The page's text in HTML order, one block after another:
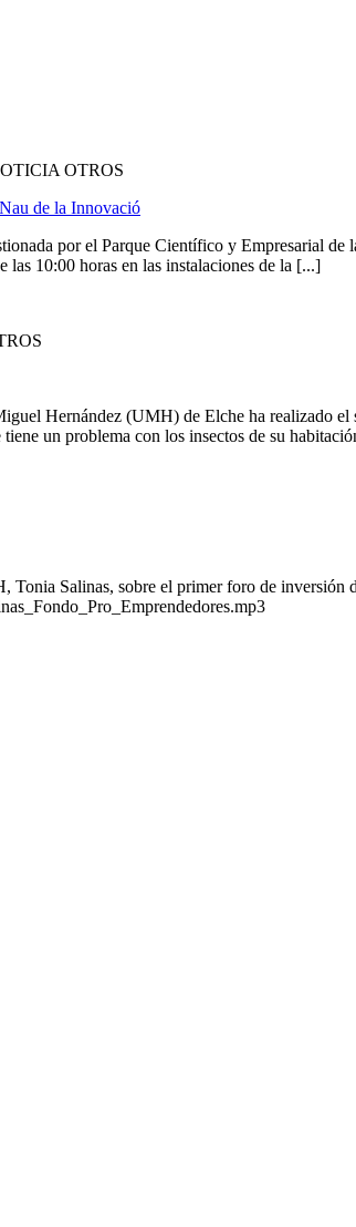
OTROS
de la Innovació
por el Parque Científico y Empresarial de
las 10:00 horas en las instalaciones de la [...]
Hernández (UMH) de Elche ha realizado
un problema con los insectos de su
Salinas, sobre el primer foro de inversión